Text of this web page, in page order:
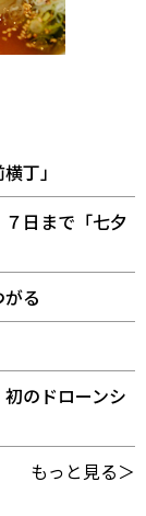
丁」
日まで「七夕
る
のドローンシ
もっと見る＞